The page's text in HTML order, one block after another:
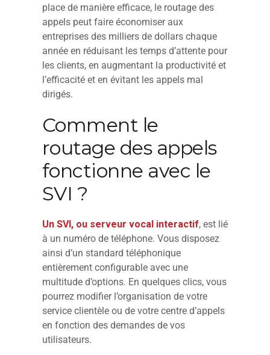
place de manière efficace, le routage des
appels peut faire économiser aux
entreprises des milliers de dollars chaque
année en réduisant les temps d’attente pour
les clients, en augmentant la productivité et
l’efficacité et en évitant les appels mal
dirigés.
Comment le
routage des appels
fonctionne avec le
SVI ?
Un SVI, ou serveur vocal interactif, est lié
à un numéro de téléphone. Vous disposez
ainsi d’un standard téléphonique
entièrement configurable avec une
multitude d’options. En quelques clics, vous
pourrez modifier l’organisation de votre
service clientèle ou de votre centre d’appels
en fonction des demandes de vos
utilisateurs.